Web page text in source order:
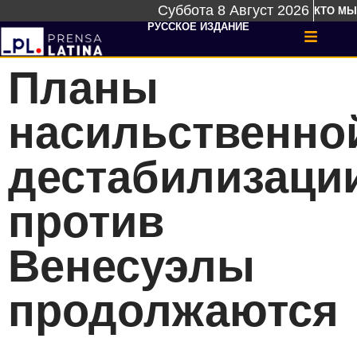
Суббота 8 Август 2026 КТО МЫ
РУССКОЕ ИЗДАНИЕ
Планы
против
Венесуэлы
продолжаются